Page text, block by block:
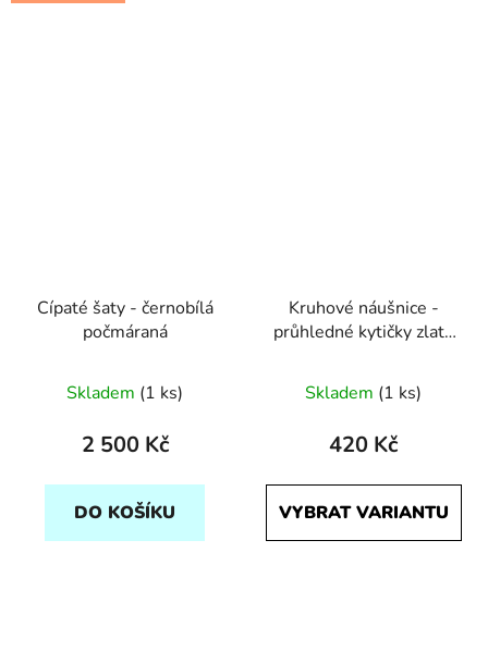
Cípaté šaty - černobílá
počmáraná
Skladem (1 ks)
2 500 Kč
DO KOŠÍKU
Kruhové náušnice -
průhledné kytičky zlatá
Skladem (1 ks)
420 Kč
VYBRAT VARIANTU